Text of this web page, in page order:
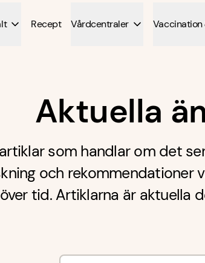
Recept Vårdcentraler
Aktuella
som handlar om det
och rekommendationer
tid. Artiklarna är aktuella